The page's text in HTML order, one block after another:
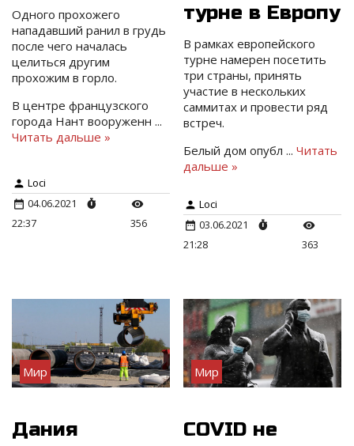
Одного прохожего
нападавший ранил в грудь
после чего началась
целиться другим
прохожим в горло.
В центре французского
города Нант вооруженн ...
Читать дальше »
Loci
04.06.2021
22:37
356
турне в Европу
В рамках европейского
турне намерен посетить
три страны, принять
участие в нескольких
саммитах и провести ряд
встреч.
Белый дом опубл...Читать
дальше »
Loci
03.06.2021
21:28
363
Мир
Дания
Мир
COVID не